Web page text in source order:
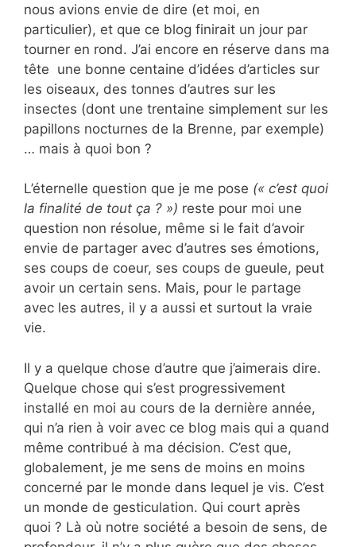
nous avions envie de dire (et moi, en
particulier), et que ce blog finirait un jour par
tourner en rond. J’ai encore en réserve dans ma
tête une bonne centaine d’idées d’articles sur
les oiseaux, des tonnes d’autres sur les
insectes (dont une trentaine simplement sur les
papillons nocturnes de la Brenne, par exemple)
… mais à quoi bon ?
L’éternelle question que je me pose (« c’est quoi
la finalité de tout ça ? ») reste pour moi une
question non résolue, même si le fait d’avoir
envie de partager avec d’autres ses émotions,
ses coups de coeur, ses coups de gueule, peut
avoir un certain sens. Mais, pour le partage
avec les autres, il y a aussi et surtout la vraie
vie.
Il y a quelque chose d’autre que j’aimerais dire.
Quelque chose qui s’est progressivement
installé en moi au cours de la dernière année,
qui n’a rien à voir avec ce blog mais qui a quand
même contribué à ma décision. C’est que,
globalement, je me sens de moins en moins
concerné par le monde dans lequel je vis. C’est
un monde de gesticulation. Qui court après
quoi ? Là où notre société a besoin de sens, de